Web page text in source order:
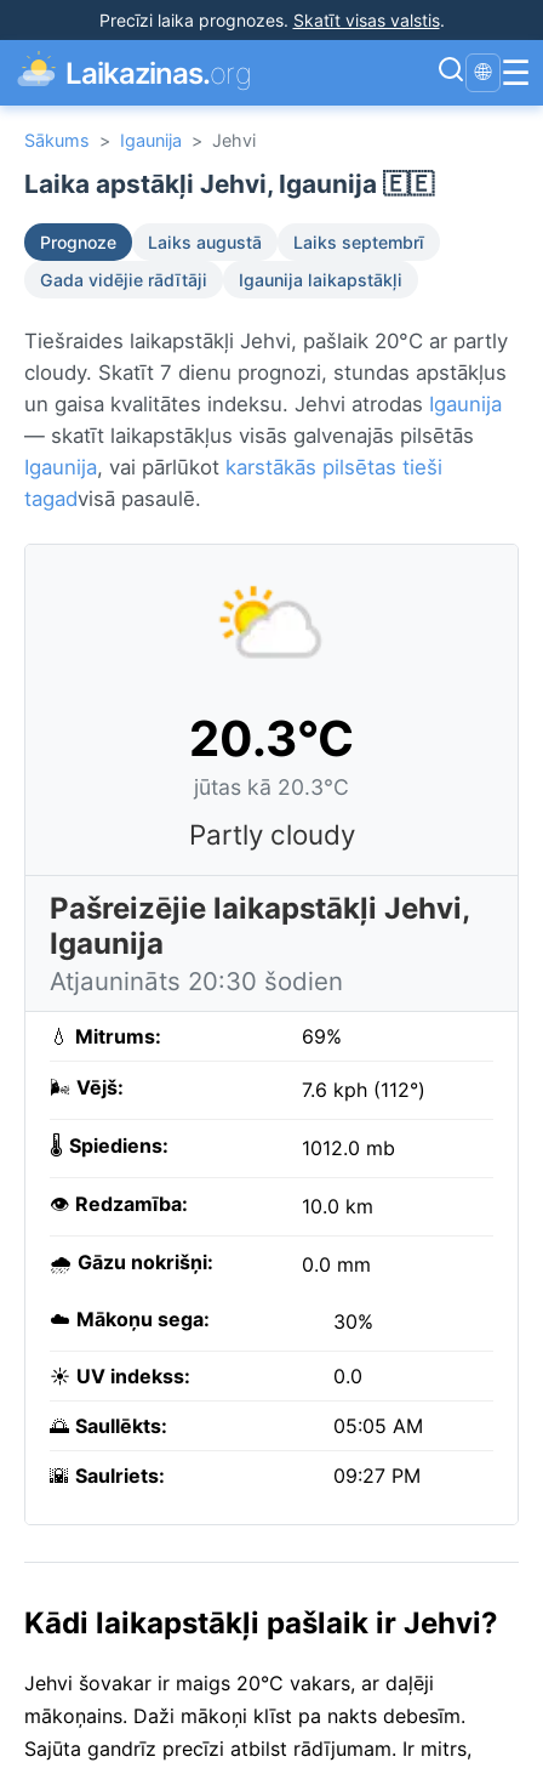
Precīzi laika prognozes. Skatīt visas valstis.
Laikazinas.org 🌐 ☰
Sākums > Igaunija > Jehvi
Laika apstākļi Jehvi, Igaunija 🇪🇪
Prognoze Laiks augustā
Laiks septembrī
Gada vidējie rādītāji
Igaunija laikapstākļi
Tiešraides laikapstākļi Jehvi, pašlaik 20°C ar partly
cloudy. Skatīt 7 dienu prognozi, stundas apstākļus
un gaisa kvalitātes indeksu. Jehvi atrodas Igaunija
— skatīt laikapstākļus visās galvenajās pilsētās
Igaunija, vai pārlūkot karstākās pilsētas tieši
tagadvisā pasaulē.
20.3°C
jūtas kā 20.3°C
Partly cloudy
Pašreizējie laikapstākļi Jehvi,
Igaunija
Atjaunināts 20:30 šodien
💧 Mitrums: 69%
🌬️ Vējš: 7.6 kph (112°)
🌡️ Spiediens: 1012.0 mb
👁️ Redzamība: 10.0 km
🌧️ Gāzu nokrišņi: 0.0 mm
☁️ Mākoņu sega: 30%
☀️ UV indekss: 0.0
🌅 Saullēkts: 05:05 AM
🌇 Saulriets: 09:27 PM
Kādi laikapstākļi pašlaik ir Jehvi?
Jehvi šovakar ir maigs 20°C vakars, ar daļēji
mākoņains. Daži mākoņi klīst pa nakts debesīm.
Sajūta gandrīz precīzi atbilst rādījumam. Ir mitrs,